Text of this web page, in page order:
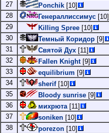
27
Ponchik [10]
28
Генераллиссимус [10]
29
Killing Spree [10]
30
Темный Коридор [9]
31
Святой Дух [11]
32
Fallen Knight[9]
33
equilibrium [9]
34
sherif[10]
35
Bloody sunrise [9]
36
михрюта[11]
37
soniken [10]
38
porezon [10]